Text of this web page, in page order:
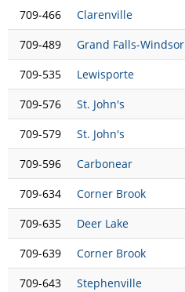
709-466
Clarenville
709-489
Grand Falls-Windsor
709-535
Lewisporte
709-576
St. John's
709-579
St. John's
709-596
Carbonear
709-634
Corner Brook
709-635
Deer Lake
709-639
Corner Brook
709-643
Stephenville